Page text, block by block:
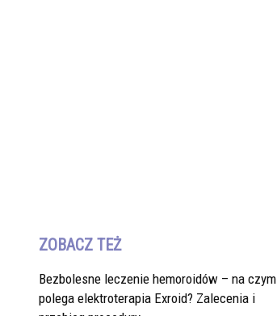
ZOBACZ TEŻ
Bezbolesne leczenie hemoroidów – na czym
polega elektroterapia Exroid? Zalecenia i